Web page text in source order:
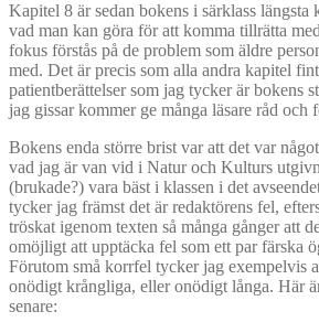
Kapitel 8 är sedan bokens i särklass längsta
vad man kan göra för att komma tillrätta
fokus förstås på de problem som äldre
med. Det är precis som alla andra kapitel
patientberättelser som jag tycker är bokens
jag gissar kommer ge många läsare råd och
Bokens enda större brist var att det var
vad jag är van vid i Natur och Kulturs
(brukade?) vara bäst i klassen i det
tycker jag främst det är redaktörens fel,
tröskat igenom texten så många gånger att
omöjligt att upptäcka fel som ett par färska
Förutom små korrfel tycker jag exempelvis
onödigt krångliga, eller onödigt långa. Här
senare: